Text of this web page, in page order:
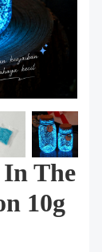
The
10g